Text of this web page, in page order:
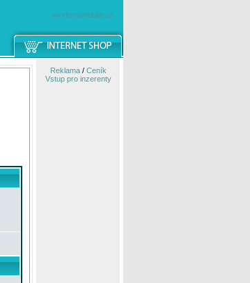
windowsmobile.cz
Reklama/ Ceník
Vstup pro inzerenty